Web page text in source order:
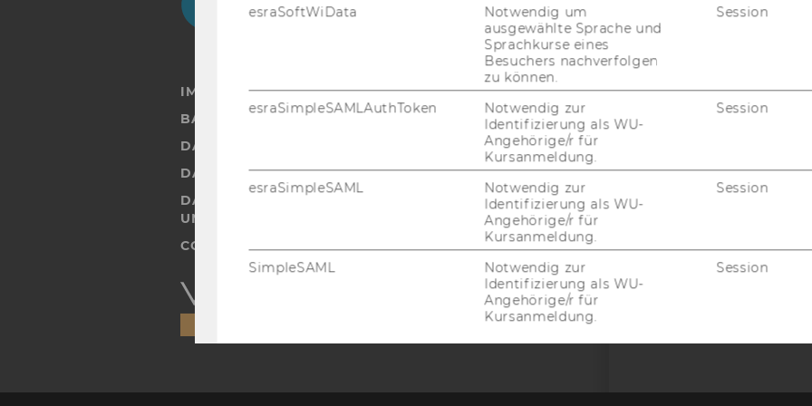
IMPRESSUM
BARRIEREFREIHEITSERKLÄRUNG WEBSEITE
DATENSCHUTZERKLÄRUNG
DATENSCHUTZERKLÄRUNG SOCIAL MEDIA
DATENSCHUTZERKLÄRUNG STUDIENBEWERBER*INNEN
UND STUDIERENDE
COOKIE EINSTELLUNGEN
Barrierefreiheitserklärung
Webseite
EQUIS
esraSoftWiData
Notwendig um
ausgewählte Sprache und
Sprachkurse eines
Besuchers nachverfolgen
zu können.
Session
esraSimpleSAMLAuthToken
Notwendig zur
Identifizierung als WU-
Angehörige/r für
Kursanmeldung.
Session
esraSimpleSAML
Notwendig zur
Identifizierung als WU-
Angehörige/r für
Kursanmeldung.
Session
SimpleSAML
Notwendig zur
Identifizierung als WU-
Angehörige/r für
Kursanmeldung.
Session